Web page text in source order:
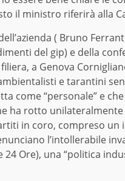
il ministro riferirà alla
( Bruno
del gip) e della
a Genova
e tarantini
come “personale” e
ha rotto
in coro, compreso un
l’intollerabile
24 Ore), una “politica